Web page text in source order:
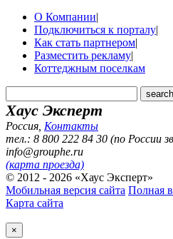
О Компании|
Подключиться к порталу|
Как стать партнером|
Разместить рекламу|
Коттеджным поселкам
Хаус Эксперт
Россия Контакты
тел.: 8 800 222 84 30 (по России
info@grouphe.ru
(карта проезда)
© 2012 - 2026 «Хаус Эксперт»
Мобильная версия сайта Полная
Карта сайта
×